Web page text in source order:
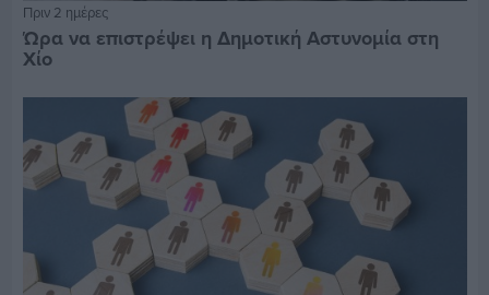
Πριν 2 ημέρες
Ώρα να επιστρέψει η Δημοτική Αστυνομία στη
Χίο